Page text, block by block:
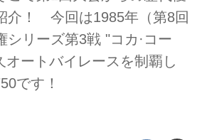
介！ 今回は1985年（第8回
シリーズ第3戦 "コカ·コー
オートバイレースを制覇し
です！